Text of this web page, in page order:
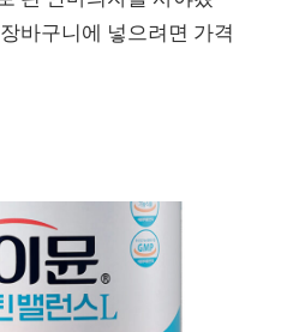
바구니에 넣으려면 가격